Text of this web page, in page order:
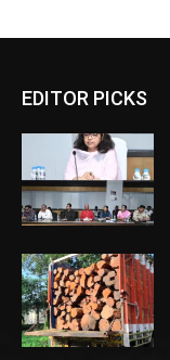
EDITOR PICKS